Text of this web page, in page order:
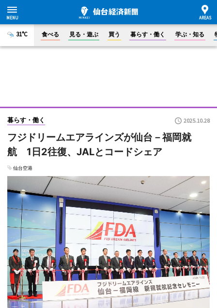
31°C 食べる 見る・遊ぶ 買う 暮らす・働く 学ぶ・知る
暮らす・働く 2025.10.28
フジドリームエアラインズが仙台－福岡就
航 1日2往復、JALとコードシェア
仙台空港